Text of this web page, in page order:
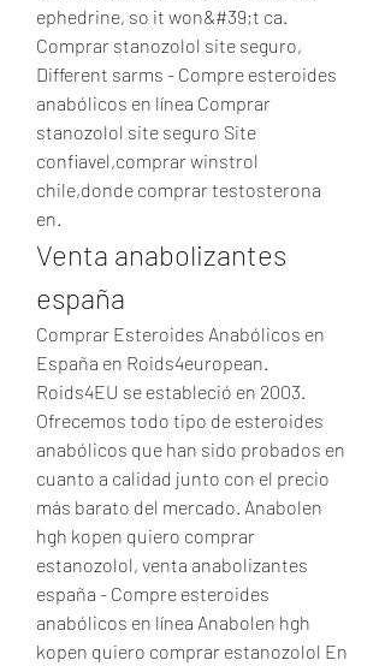
ephedrine, so it won&#39;t ca.
Comprar stanozolol site seguro,
Different sarms - Compre esteroides
anabólicos en línea Comprar
stanozolol site seguro Site
confiavel,comprar winstrol
chile,donde comprar testosterona
en.
Venta anabolizantes
españa
Comprar Esteroides Anabólicos en
España en Roids4european.
Roids4EU se estableció en 2003.
Ofrecemos todo tipo de esteroides
anabólicos que han sido probados en
cuanto a calidad junto con el precio
más barato del mercado. Anabolen
hgh kopen quiero comprar
estanozolol, venta anabolizantes
españa - Compre esteroides
anabólicos en línea Anabolen hgh
kopen quiero comprar estanozolol En